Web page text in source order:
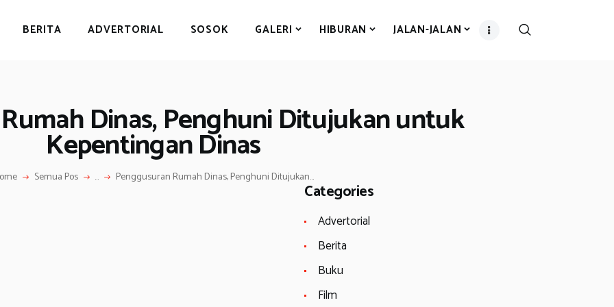
BERITA ADVERTORIAL SOSOK GALERI HIBURAN JALAN-JALAN
Dinas, Penghuni Ditujukan untuk
Kepentingan Dinas
Semua Pos ... Penggusuran Rumah Dinas, Penghuni Ditujukan...
ADVERTORIAL
JALAN-JALAN
HIDUP
Categories
Advertorial
Berita
Buku
Film